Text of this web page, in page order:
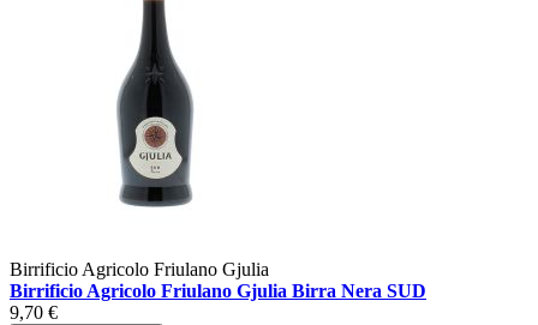
Birrificio Agricolo Friulano Gjulia
Birrificio Agricolo Friulano Gjulia Birra Nera SUD
9,70 €